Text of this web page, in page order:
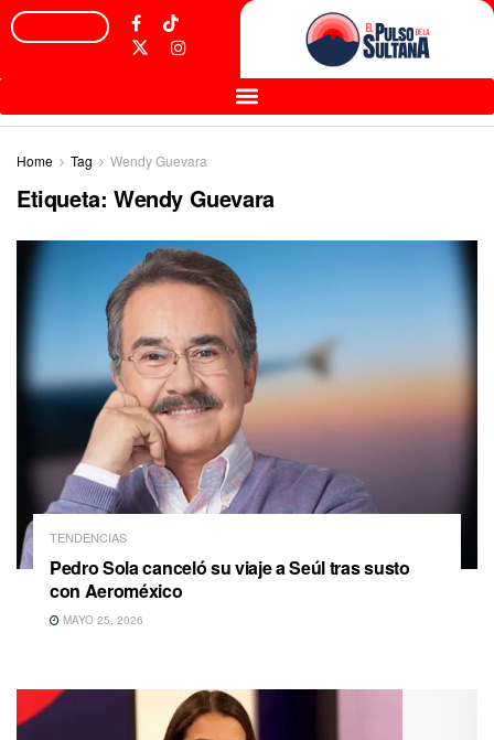
Home Tag Wendy Guevara
Etiqueta: Wendy Guevara
TENDENCIAS
Pedro Sola canceló su viaje a Seúl tras susto
con Aeroméxico
MAYO 25, 2026